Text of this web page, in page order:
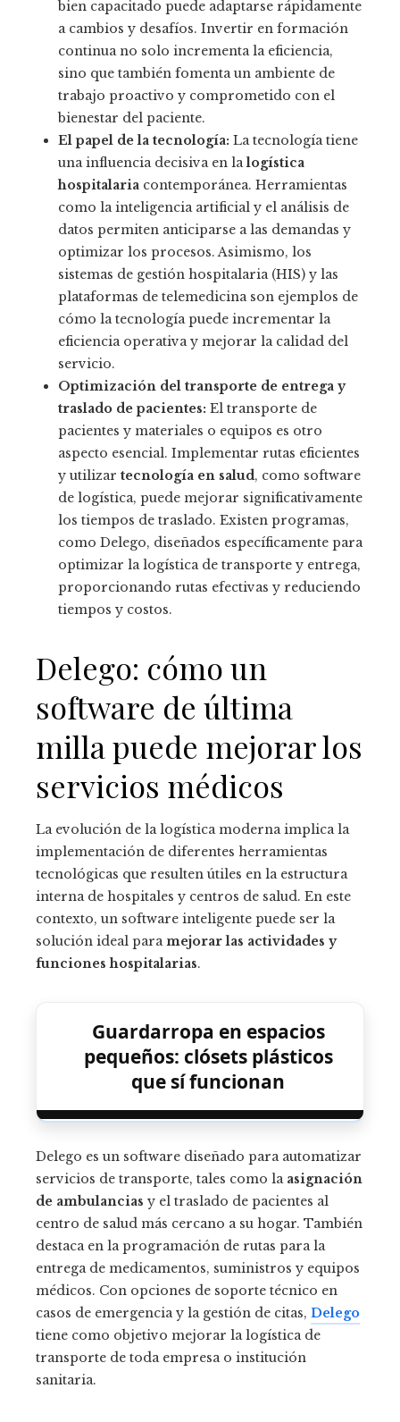
bien capacitado puede adaptarse rápidamente
a cambios y desafíos. Invertir en formación
continua no solo incrementa la eficiencia,
sino que también fomenta un ambiente de
trabajo proactivo y comprometido con el
bienestar del paciente.
El papel de la tecnología: La tecnología tiene
una influencia decisiva en lalogística
hospitalaria contemporánea. Herramientas
como la inteligencia artificial y el análisis de
datos permiten anticiparse a las demandas y
optimizar los procesos. Asimismo, los
sistemas de gestión hospitalaria (HIS) y las
plataformas de telemedicina son ejemplos de
cómo la tecnología puede incrementar la
eficiencia operativa y mejorar la calidad del
servicio.
Optimización del transporte de entrega y
traslado de pacientes: El transporte de
pacientes y materiales o equipos es otro
aspecto esencial. Implementar rutas eficientes
y utilizar tecnología en salud, como software
de logística, puede mejorar significativamente
los tiempos de traslado. Existen programas,
como Delego, diseñados específicamente para
optimizar la logística de transporte y entrega,
proporcionando rutas efectivas y reduciendo
tiempos y costos.
Delego: cómo un
software de última
milla puede mejorar los
servicios médicos
La evolución de la logística moderna implica la
implementación de diferentes herramientas
tecnológicas que resulten útiles en la estructura
interna de hospitales y centros de salud. En este
contexto, un software inteligente puede ser la
solución ideal paramejorar las actividades y
funciones hospitalarias.
Guardarropa en espacios
pequeños: clósets plásticos
que sí funcionan
Delego es un software diseñado para automatizar
servicios de transporte, tales como la asignación
de ambulancias y el traslado de pacientes al
centro de salud más cercano a su hogar. También
destaca en la programación de rutas para la
entrega de medicamentos, suministros y equipos
médicos. Con opciones de soporte técnico en
casos de emergencia y la gestión de citas, Delego
tiene como objetivo mejorar la logística de
transporte de toda empresa o institución
sanitaria.